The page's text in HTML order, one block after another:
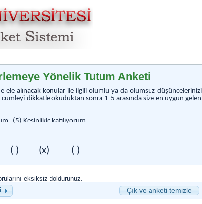
Yönelik Tutum Anketi
ele alınacak konular ile ilgili olumlu ya da olumsuz düşüncelerinizi
dikkatle okuduktan sonra 1-5 arasında size en uygun gelen
(5) Kesinlikle katılıyorum
) (x) ( )
eksiksiz doldurunuz.